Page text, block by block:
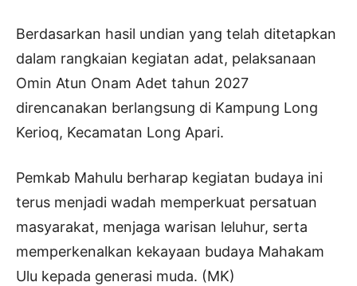
Berdasarkan hasil undian yang telah ditetapkan
dalam rangkaian kegiatan adat, pelaksanaan
Omin Atun Onam Adet tahun 2027
direncanakan berlangsung di Kampung Long
Kerioq, Kecamatan Long Apari.
Pemkab Mahulu berharap kegiatan budaya ini
terus menjadi wadah memperkuat persatuan
masyarakat, menjaga warisan leluhur, serta
memperkenalkan kekayaan budaya Mahakam
Ulu kepada generasi muda. (MK)